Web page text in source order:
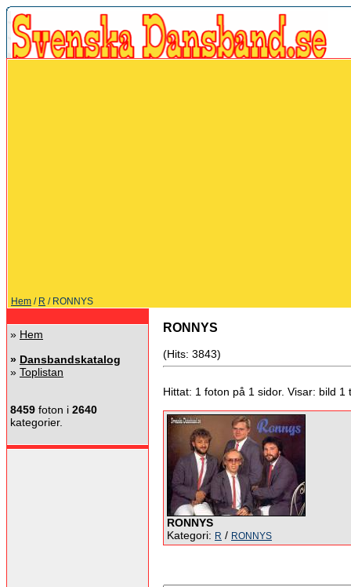
Hem / R / RONNYS
» Hem
» Dansbandskatalog
» Toplistan
8459 foton i 2640
kategorier.
RONNYS
(Hits: 3843)
Hittat: 1 foton på 1 sidor. Visar: bild 1
RONNYS
Kategori: R / RONNYS